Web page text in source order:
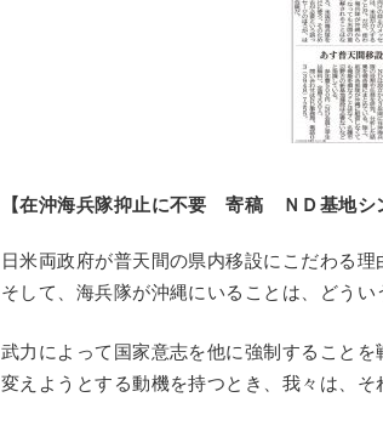
【在沖海兵隊抑止に不要 寄稿 ＮＤ基地シ
日米両政府が普天間の県内移設にこだわる
そして、海兵隊が沖縄にいることは、どうい
武力によって国家意志を他に強制すること
変えようとする動機を持つとき、我々は、そ